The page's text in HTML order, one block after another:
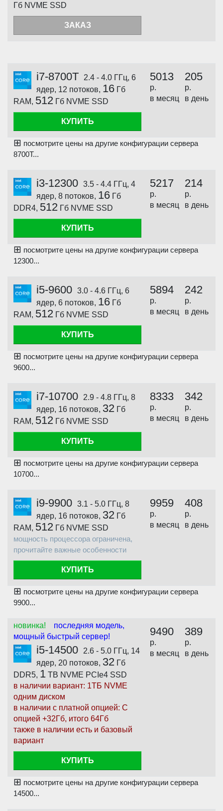
Гб NVME SSD
ЗАКАЗ
i7-8700T
2.4 - 4.0 ГГц, 6
ядер, 12 потоков, 16 Гб
RAM, 512 Гб NVME SSD
КУПИТЬ
5013
р.
в месяц
205
р.
в день
⊞ посмотрите цены на другие конфигурации сервера
8700T...
i3-12300 3.5 - 4.4 ГГц, 4
ядер, 8 потоков, 16 Гб
DDR4, 512 Гб NVME SSD
КУПИТЬ
5217
р.
в месяц
214
р.
в день
⊞ посмотрите цены на другие конфигурации сервера
12300...
i5-9600 3.0 - 4.6 ГГц, 6
ядер, 6 потоков, 16 Гб
RAM, 512 Гб NVME SSD
КУПИТЬ
5894
р.
в месяц
242
р.
в день
⊞ посмотрите цены на другие конфигурации сервера
9600...
i7-10700
2.9 - 4.8 ГГц, 8
ядер, 16 потоков, 32 Гб
RAM, 512 Гб NVME SSD
КУПИТЬ
8333
р.
в месяц
342
р.
в день
⊞ посмотрите цены на другие конфигурации сервера
10700...
i9-9900 3.1 - 5.0 ГГц, 8
ядер, 16 потоков, 32 Гб
RAM, 512 Гб NVME SSD
мощность процессора ограничена,
прочитайте важные особенности
КУПИТЬ
9959
р.
в месяц
408
р.
в день
⊞ посмотрите цены на другие конфигурации сервера
9900...
новинка! последняя модель,
мощный быстрый сервер!
i5-14500
2.6 - 5.0 ГГц, 14
ядер, 20 потоков, 32 Гб
DDR5, 1 TB NVME PCIe4 SSD
в наличии вариант: 1ТБ NVME
одним диском
в наличии с платной опцией: С
опцией +32Гб, итого 64Гб
также в наличии есть и базовый
вариант
КУПИТЬ
9490
р.
в месяц
389
р.
в день
⊞ посмотрите цены на другие конфигурации сервера
14500...